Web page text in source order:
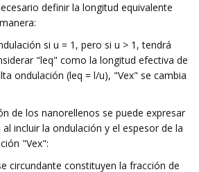
definir la longitud equivalente
si u = 1, pero si u > 1, tendrá
"leq" como la longitud efectiva de
ondulación (leq = l/u), "Vex" se cambia
de los nanorellenos se puede expresar
incluir la ondulación y el espesor de la
"Vex":
circundante constituyen la fracción de